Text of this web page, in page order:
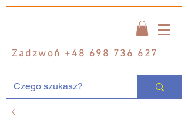
Zadzwoń +48 698 736 627